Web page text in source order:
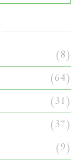
(8)
(64)
(31)
(37)
(9)